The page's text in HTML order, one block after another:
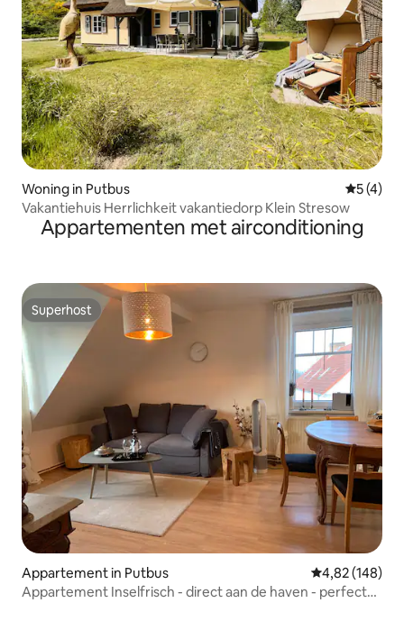
Woning in Putbus
5 (4)
Vakantiehuis Herrlichkeit vakantiedorp Klein Stresow
Appartementen met airconditioning
Superhost
Superhost
Appartement in Putbus Gemiddelde
4,82 (148)
Appartement Inselfrisch - direct aan de haven - perfect